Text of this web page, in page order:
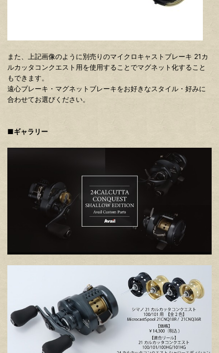
また、上記画像のように別売りのマイクロキャストブレーキ 21カ
ルカッタコンクエスト用を使用することでマグネット化すること
もできます。
遠心ブレーキ・マグネットブレーキをお好きなスタイル・好みに
合わせてお選びください。
■ギャラリー